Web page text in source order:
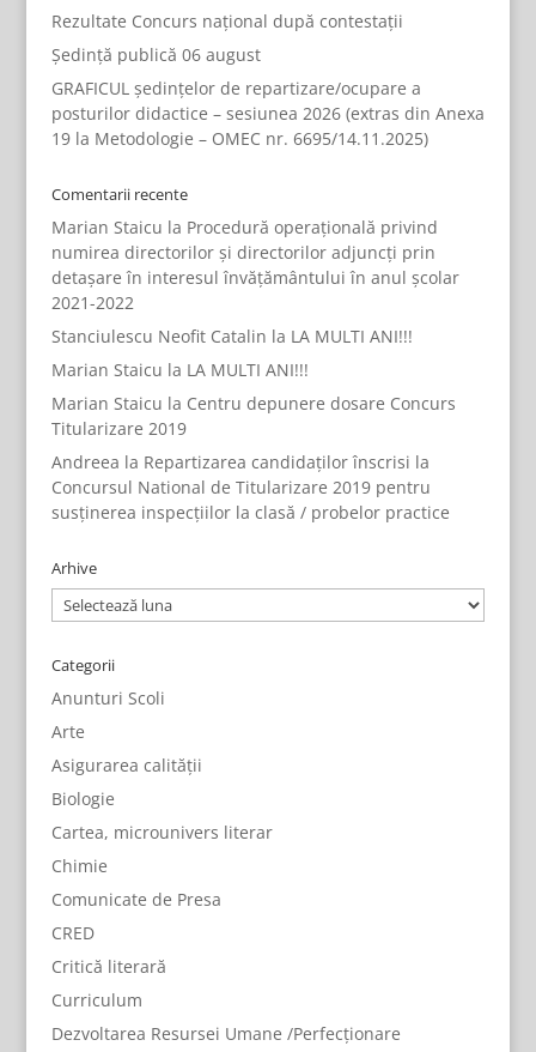
Rezultate Concurs național după contestații
Ședință publică 06 august
GRAFICUL ședințelor de repartizare/ocupare a
posturilor didactice – sesiunea 2026 (extras din Anexa
19 la Metodologie – OMEC nr. 6695/14.11.2025)
Comentarii recente
Marian Staicu la Procedură operațională privind
numirea directorilor și directorilor adjuncți prin
detașare în interesul învățământului în anul școlar
2021-2022
Stanciulescu Neofit Catalin la LA MULTI ANI!!!
Marian Staicu la LA MULTI ANI!!!
Marian Staicu la Centru depunere dosare Concurs
Titularizare 2019
Andreea la Repartizarea candidaților înscrisi la
Concursul National de Titularizare 2019 pentru
susținerea inspecțiilor la clasă / probelor practice
Arhive
Arhive
Categorii
Anunturi Scoli
Arte
Asigurarea calității
Biologie
Cartea, microunivers literar
Chimie
Comunicate de Presa
CRED
Critică literară
Curriculum
Dezvoltarea Resursei Umane /Perfecționare